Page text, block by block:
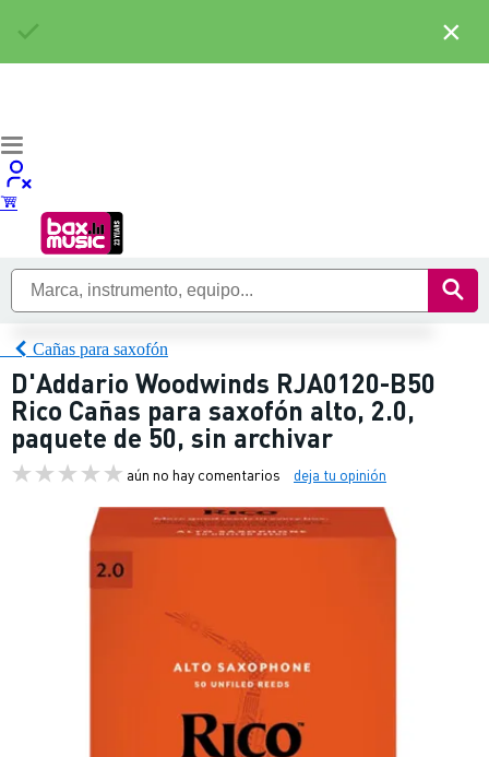
Cañas para saxofón
D'Addario Woodwinds RJA0120-B50
Rico Cañas para saxofón alto, 2.0,
paquete de 50, sin archivar
aún no hay comentarios deja tu opinión
×